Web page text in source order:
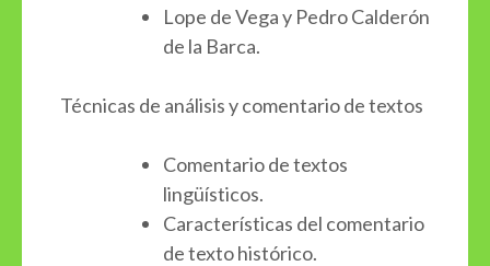
Lope de Vega y Pedro Calderón
de la Barca.
Técnicas de análisis y comentario de textos
Comentario de textos
lingüísticos.
Características del comentario
de texto histórico.